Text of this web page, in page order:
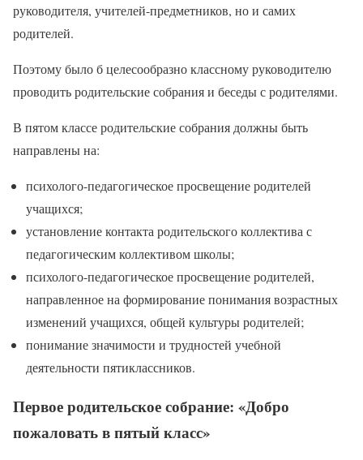
руководителя, учителей-предметников, но и самих
родителей.
Поэтому было б целесообразно классному руководителю
проводить родительские собрания и беседы с родителями.
В пятом классе родительские собрания должны быть
направлены на:
психолого-педагогическое просвещение родителей
учащихся;
установление контакта родительского коллектива с
педагогическим коллективом школы;
психолого-педагогическое просвещение родителей,
направленное на формирование понимания возрастных
изменений учащихся, общей культуры родителей;
понимание значимости и трудностей учебной
деятельности пятиклассников.
Первое родительское собрание: «Добро
пожаловать в пятый класс»